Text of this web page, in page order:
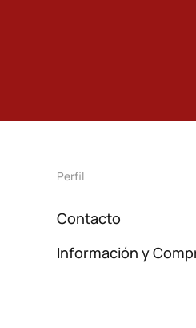
Perfil
Contacto
Información y